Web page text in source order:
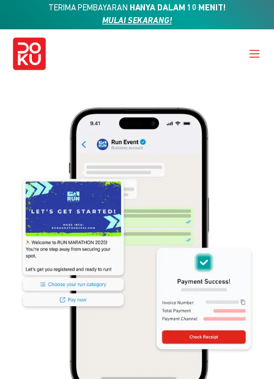
TERIMA PEMBAYARAN HANYA DALAM 10 MENIT!
MULAI SEKARANG!